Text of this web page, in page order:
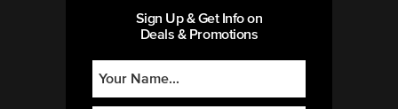
Sign Up & Get Info on
Deals & Promotions